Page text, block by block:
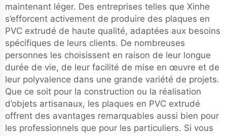
maintenant léger. Des entreprises telles que Xinhe
s’efforcent activement de produire des plaques en
PVC extrudé de haute qualité, adaptées aux besoins
spécifiques de leurs clients. De nombreuses
personnes les choisissent en raison de leur longue
durée de vie, de leur facilité de mise en œuvre et de
leur polyvalence dans une grande variété de projets.
Que ce soit pour la construction ou la réalisation
d’objets artisanaux, les plaques en PVC extrudé
offrent des avantages remarquables aussi bien pour
les professionnels que pour les particuliers. Si vous